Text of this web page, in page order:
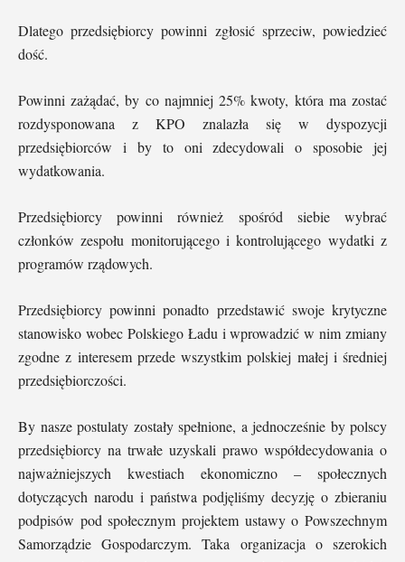
Dlatego przedsiębiorcy powinni zgłosić sprzeciw, powiedzieć
dość.
Powinni zażądać, by co najmniej 25% kwoty, która ma zostać
rozdysponowana z KPO znalazła się w dyspozycji
przedsiębiorców i by to oni zdecydowali o sposobie jej
wydatkowania.
Przedsiębiorcy powinni również spośród siebie wybrać
członków zespołu monitorującego i kontrolującego wydatki z
programów rządowych.
Przedsiębiorcy powinni ponadto przedstawić swoje krytyczne
stanowisko wobec Polskiego Ładu i wprowadzić w nim zmiany
zgodne z interesem przede wszystkim polskiej małej i średniej
przedsiębiorczości.
By nasze postulaty zostały spełnione, a jednocześnie by polscy
przedsiębiorcy na trwałe uzyskali prawo współdecydowania o
najważniejszych kwestiach ekonomiczno – społecznych
dotyczących narodu i państwa podjęliśmy decyzję o zbieraniu
podpisów pod społecznym projektem ustawy o Powszechnym
Samorządzie Gospodarczym. Taka organizacja o szerokich